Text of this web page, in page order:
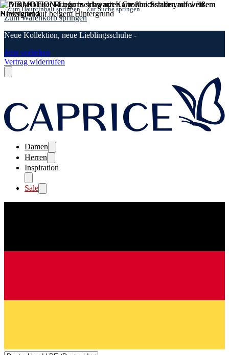
Zum Hauptinhalt springen Zur Suche springen
Zum Warenkorb springen
Neue Kollektion, neue Lieblingsschuhe -
Jetzt verlieben
Vertrag widerrufen
Damen
Herren
Inspiration
Sale